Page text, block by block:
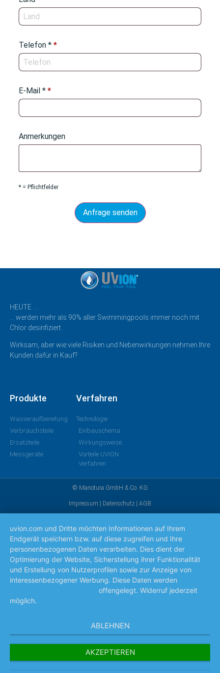
Telefon * *
E-Mail * *
Anmerkungen
* = Pflichtfelder
HEUTE …
… werden mehr als 90% aller Swimmingpools immer noch mit
Chlor desinfiziert.
Wirksam, aber wie viele Risiken und Nebenwirkungen nehmen Ihre
Kunden dafür in Kauf?
Produkte
Wasseraufbereitung
Verbrauchsteile
Ersatzteile
Messgeräte
Verfahren
Technologie
Einbauschema
Wirkungsweise
Vorteile UVION
Verfahren
© Manotura GmbH & Co. KG
Impressum | Datenschutz | AGB
uvion.com und Dritte möchten Informationen auf Ihrem
Endgerät speichern bzw. auf diese zugreifen und Ihre
personenbezogenen Daten verarbeiten. Dies dient der
Optimierung der Website, Sicherstellung ihrer Funktionalität
und Erstellung von Nutzerprofilen sowie zur Anzeige von
interessenbezogener Werbung. Diese Daten werden
offengelegt. Widerruf jederzeit
möglich.
ABLEHNEN
AKZEPTIEREN